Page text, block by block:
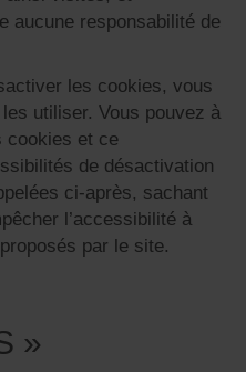
aucune responsabilité de
les cookies, vous
utiliser. Vous pouvez à
cookies et ce
de désactivation
ci-après, sachant
l’accessibilité à
par le site.
»